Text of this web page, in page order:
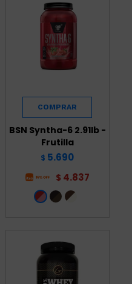
BSN Syntha-6 2.91lb -
Frutilla
$ 5.690
$ 4.837